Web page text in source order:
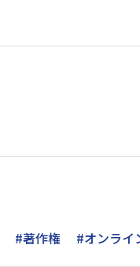
#著作権 #オンライ